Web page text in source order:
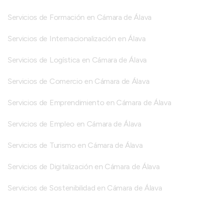
Servicios de Formación en Cámara de Álava
Servicios de Internacionalización en Álava
Servicios de Logística en Cámara de Álava
Servicios de Comercio en Cámara de Álava
Servicios de Emprendimiento en Cámara de Álava
Servicios de Empleo en Cámara de Álava
Servicios de Turismo en Cámara de Álava
Servicios de Digitalización en Cámara de Álava
Servicios de Sostenibilidad en Cámara de Álava